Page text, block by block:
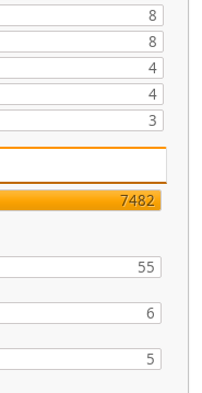
8
8
4
4
3
7482
55
6
5